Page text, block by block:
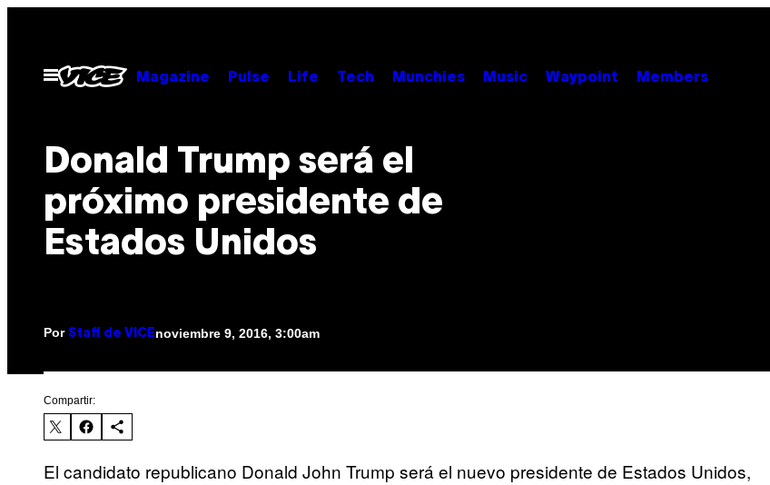
contenido
Abrir
Menú
Magazine Pulse Life Tech Munchies Music Waypoint Members
Donald Trump será el
próximo presidente de
Estados Unidos
Por Staff de VICEnoviembre 9, 2016, 3:00am
Compartir:
El candidato republicano Donald John Trump será el nuevo presidente de Estados Unidos,